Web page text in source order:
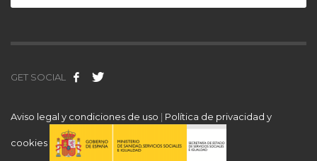
GET SOCIAL
Aviso legal y condiciones de uso | Política de privacidad y
cookies